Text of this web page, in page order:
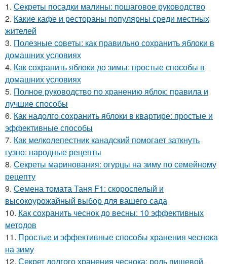
1. Секреты посадки малины: пошаговое руководство
2. Какие кафе и рестораны популярны среди местных
жителей
3. Полезные советы: как правильно сохранить яблоки в
домашних условиях
4. Как сохранить яблоки до зимы: простые способы в
домашних условиях
5. Полное руководство по хранению яблок: правила и
лучшие способы
6. Как надолго сохранить яблоки в квартире: простые и
эффективные способы
7. Как мелколепестник канадский помогает заткнуть
гузно: народные рецепты
8. Секреты маринования: огурцы на зиму по семейному
рецепту
9. Семена томата Таня F1: скороспелый и
высокоурожайный выбор для вашего сада
10. Как сохранить чеснок до весны: 10 эффективных
методов
11. Простые и эффективные способы хранения чеснока
на зиму
12. Секрет долгого хранения чеснока: роль пищевой